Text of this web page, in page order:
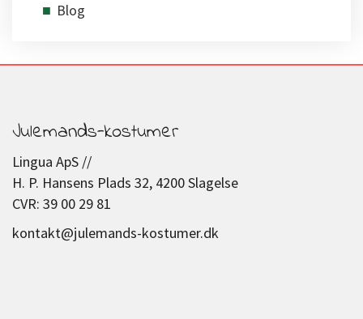
Blog
Julemands-kostumer
Lingua ApS //
H. P. Hansens Plads 32, 4200 Slagelse
CVR: 39 00 29 81
kontakt@julemands-kostumer.dk